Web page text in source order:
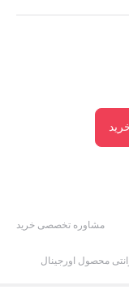
مشاوره تخصصی خرید
محصول اورجینال